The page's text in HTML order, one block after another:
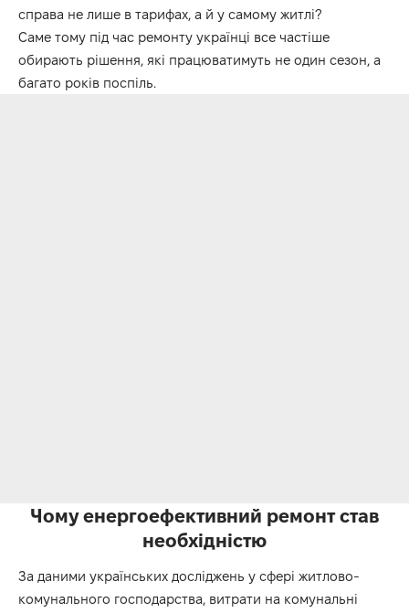
справа не лише в тарифах, а й у самому житлі?
Саме тому під час ремонту українці все частіше
обирають рішення, які працюватимуть не один сезон, а
багато років поспіль.
Чому енергоефективний ремонт став
необхідністю
За даними українських досліджень у сфері житлово-
комунального господарства, витрати на комунальні